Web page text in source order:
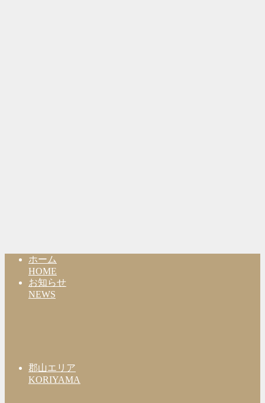
ホーム
HOME
お知らせ
NEWS
郡山エリア
KORIYAMA